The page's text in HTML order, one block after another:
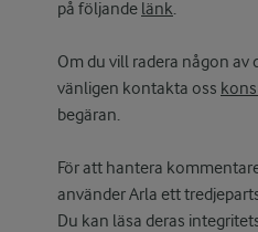
på följande länk.
Om du vill radera någon
vänligen kontakta oss
begäran.
För att hantera
använder Arla ett
Du kan läsa deras